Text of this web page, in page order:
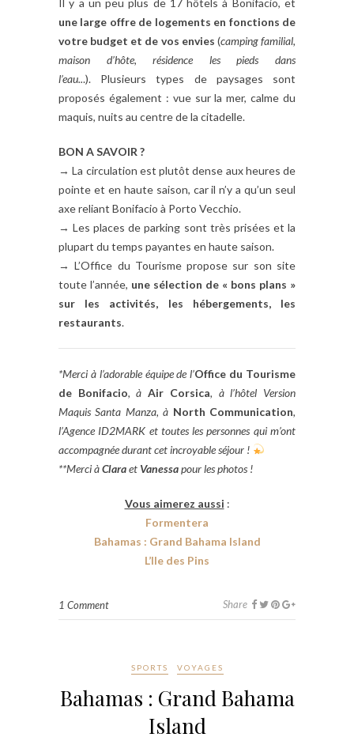
Il y a un peu plus de 17 hôtels à Bonifacio, et
une large offre de logements en fonctions de
votre budget et de vos envies (camping familial,
maison d’hôte, résidence les pieds dans
l’eau...). Plusieurs types de paysages sont
proposés également : vue sur la mer, calme du
maquis, nuits au centre de la citadelle.
BON A SAVOIR ?
→ La circulation est plutôt dense aux heures de
pointe et en haute saison, car il n’y a qu’un seul
axe reliant Bonifacio à Porto Vecchio.
→ Les places de parking sont très prisées et la
plupart du temps payantes en haute saison.
→ L’Office du Tourisme propose sur son site
toute l’année, une sélection de « bons plans »
sur les activités, les hébergements, les
restaurants.
*Merci à l’adorable équipe de l’Office du Tourisme
de Bonifacio, à Air Corsica, à l’hôtel Version
Maquis Santa Manza, à North Communication,
l’Agence ID2MARK et toutes les personnes qui m’ont
accompagnée durant cet incroyable séjour !
**Merci àClaraet Vanessapour les photos !
Vous aimerez aussi :
Formentera
Bahamas : Grand Bahama Island
L’Ile des Pins
1 Comment Share
SPORTS VOYAGES
Bahamas : Grand Bahama
Island